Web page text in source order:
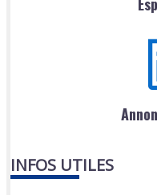
INFOS UTILES